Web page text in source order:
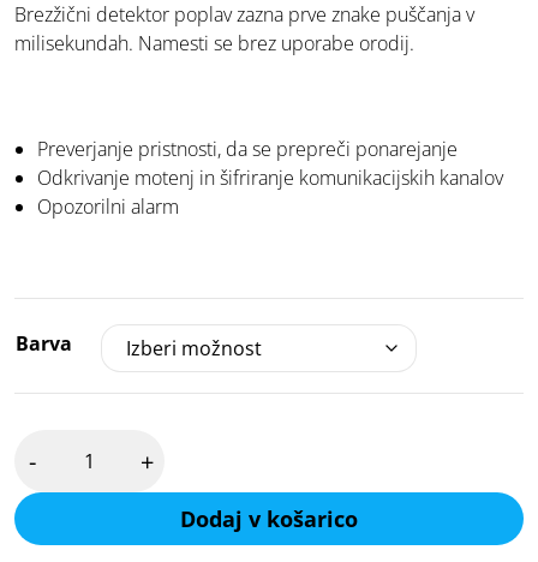
Brezžični detektor poplav zazna prve znake puščanja v
milisekundah. Namesti se brez uporabe orodij.
Preverjanje pristnosti, da se prepreči ponarejanje
Odkrivanje motenj in šifriranje komunikacijskih kanalov
Opozorilni alarm
Barva
LeaksProtect,
izliva
vode
količina
- +
Dodaj v košarico